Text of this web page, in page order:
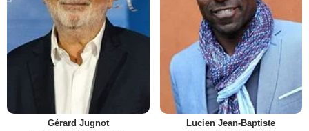
Gérard Jugnot Lucien Jean-Baptiste